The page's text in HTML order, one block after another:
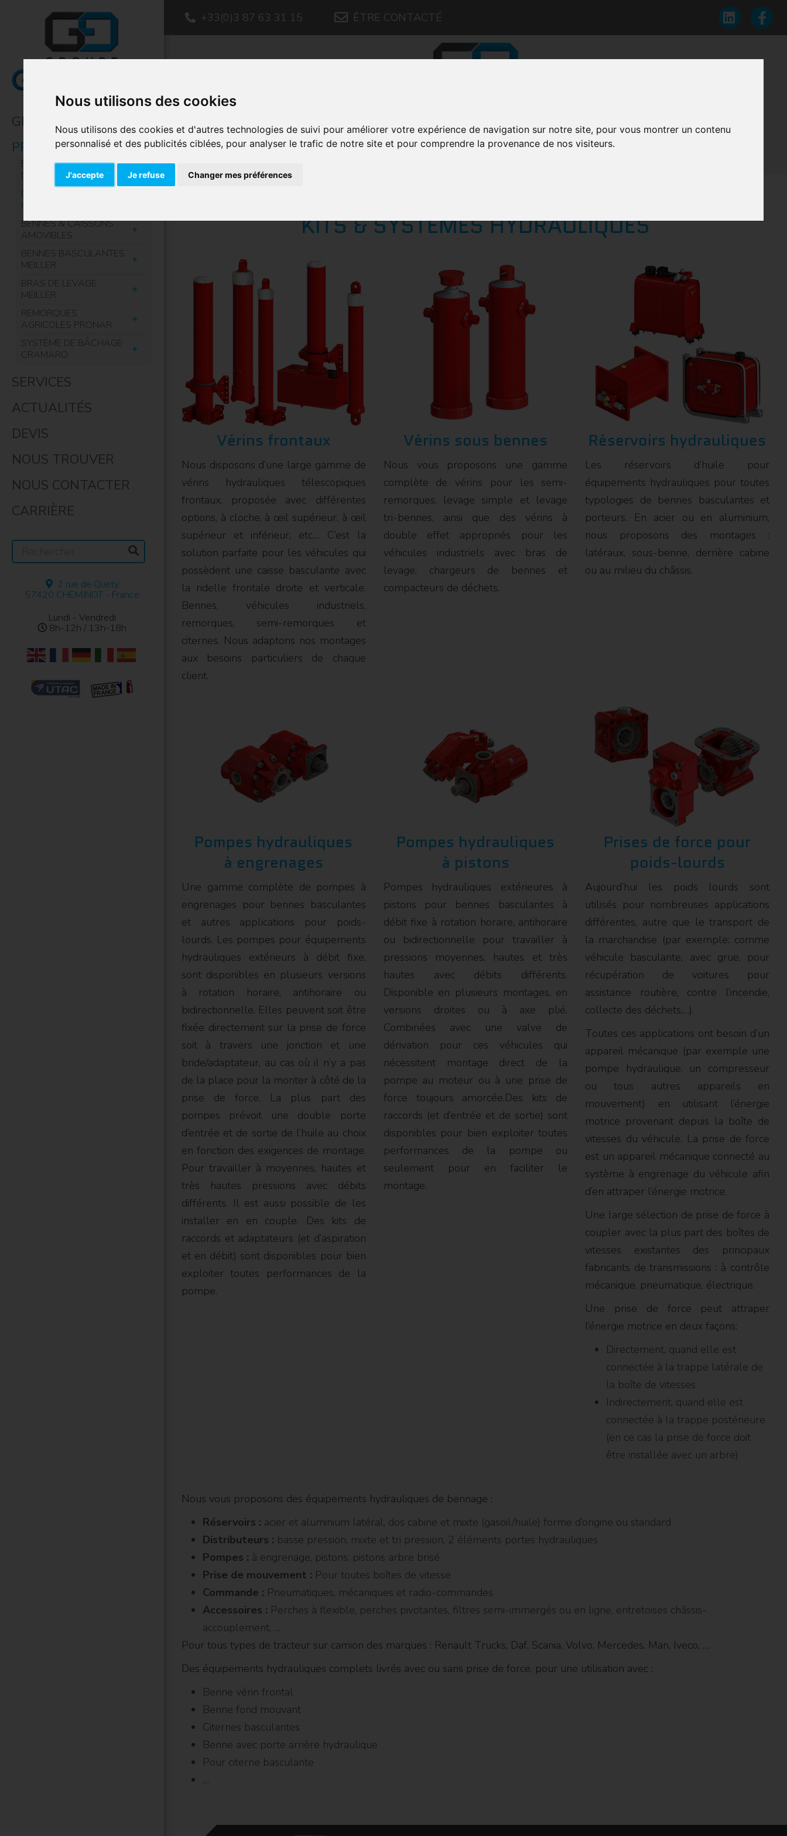
Nous utilisons des cookies
Nous utilisons des cookies et d'autres technologies de suivi pour améliorer votre expérience de navigation sur notre site, pour vous montrer un contenu
personnalisé et des publicités ciblées, pour analyser le trafic de notre site et pour comprendre la provenance de nos visiteurs.
J'accepte Je refuse Changer mes préférences
GROUPE
PRODUITS
ÉQUIPEMENTS DE
DÉPOTAGE
ÉQUIPEMENTS
HYDRAULIQUES
BENNES & CAISSONS
AMOVIBLES
BENNES BASCULANTES
MEILLER
BRAS DE LEVAGE
MEILLER
REMORQUES
AGRICOLES PRONAR
SYSTÈME DE BÂCHAGE
CRAMARO
SERVICES
ACTUALITÉS
DEVIS
NOUS TROUVER
NOUS CONTACTER
CARRIÈRE
:
2 rue de Quety
57420 CHEMINOT - France
Lundi - Vendredi
8h-12h / 13h-18h
ÉQUIPEMENTS HYDRAULIQUES
+33(0)3 87 63 31 15 ÊTRE CONTACTÉ
KITS & SYSTÈMES HYDRAULIQUES
Vérins frontaux
Nous disposons d’une large gamme de
vérins hydrauliques télescopiques
frontaux, proposée avec différentes
options, à cloche, à œil supérieur, à œil
supérieur et inférieur, etc… C’est la
solution parfaite pour les véhicules qui
possèdent une caisse basculante avec
la ridelle frontale droite et verticale.
Bennes, véhicules industriels,
remorques, semi-remorques et
citernes. Nous adaptons nos montages
aux besoins particuliers de chaque
client.
Vérins sous bennes
Nous vous proposons une gamme
complète de vérins pour les semi-
remorques, levage simple et levage
tri-bennes, ainsi que des vérins à
double effet appropriés pour les
véhicules industriels avec bras de
levage, chargeurs de bennes et
compacteurs de déchets.
Réservoirs hydrauliques
Les réservoirs d’huile pour
équipements hydrauliques pour toutes
typologies de bennes basculantes et
porteurs. En acier ou en aluminium,
nous proposons des montages :
latéraux, sous-benne, derrière cabine
ou au milieu du châssis.
Pompes hydrauliques
à engrenages
Une gamme complète de pompes à
engrenages pour bennes basculantes
et autres applications pour poids-
lourds. Les pompes pour équipements
hydrauliques extérieurs à débit fixe,
sont disponibles en plusieurs versions
à rotation horaire, antihoraire ou
bidirectionnelle. Elles peuvent soit être
fixée directement sur la prise de force
soit à travers une jonction et une
bride/adaptateur, au cas où il n’y a pas
de la place pour la monter à côté de la
prise de force. La plus part des
pompes prévoit une double porte
d’entrée et de sortie de l’huile au choix
en fonction des exigences de montage.
Pour travailler à moyennes, hautes et
très hautes pressions avec débits
différents. Il est aussi possible de les
installer en en couple. Des kits de
raccords et adaptateurs (et d’aspiration
et en débit) sont disponibles pour bien
exploiter toutes performances de la
pompe.
Pompes hydrauliques
à pistons
Pompes hydrauliques extérieures à
pistons pour bennes basculantes à
débit fixe à rotation horaire, antihoraire
ou bidirectionnelle pour travailler à
pressions moyennes, hautes et très
hautes avec débits différents.
Disponible en plusieurs montages, en
versions droites ou à axe plié.
Combinées avec une valve de
dérivation pour ces véhicules qui
nécessitent montage direct de la
pompe au moteur ou à une prise de
force toujours amorcée.Des kits de
raccords (et d’entrée et de sortie) sont
disponibles pour bien exploiter toutes
performances de la pompe ou
seulement pour en faciliter le
montage.
Prises de force pour
poids-lourds
Aujourd’hui les poids lourds sont
utilisés pour nombreuses applications
différentes, autre que le transport de
la marchandise (par exemple: comme
véhicule basculante, avec grue, pour
récupération de voitures pour
assistance routière, contre l’incendie,
collecte des déchets,…).
Toutes ces applications ont besoin d’un
appareil mécanique (par exemple une
pompe hydraulique, un compresseur
ou tous autres appareils en
mouvement) en utilisant l’énergie
motrice provenant depuis la boîte de
vitesses du véhicule. La prise de force
est un appareil mécanique connecté au
système à engrenage du véhicule afin
d’en attraper l’énergie motrice.
Une large sélection de prise de force à
coupler avec la plus part des boîtes de
vitesses existantes des principaux
fabricants de transmissions : à contrôle
mécanique, pneumatique, électrique.
Une prise de force peut attraper
l’énergie motrice en deux façons:
Directement, quand elle est
connectée à la trappe latérale de
la boîte de vitesses
Indirectement, quand elle est
connectée à la trappe postérieure
(en ce cas la prise de force doit
être installée avec un arbre)
Nous vous proposons des équipements hydrauliques de bennage :
Réservoirs : acier et aluminium latéral, dos cabine et mixte (gasoil/huile) forme d’origine ou standard
Distributeurs : basse pression, mixte et tri pression, 2 éléments portes hydrauliques
Pompes : à engrenage, pistons, pistons arbre brisé
Prise de mouvement : Pour toutes boîtes de vitesse
Commande : Pneumatiques, mécaniques et radio-commandes
Accessoires : Perches à flexible, perches pivotantes, filtres semi-immergés ou en ligne, entretoises châssis-
accouplement, …
Pour tous types de tracteur sur camion des marques : Renault Trucks, Daf, Scania, Volvo, Mercedes, Man, Iveco, …
Des équipements hydrauliques complets livrés avec ou sans prise de force, pour une utilisation avec :
Benne vérin frontal
Benne fond mouvant
Citernes basculantes
Benne avec porte arrière hydraulique
Pour citerne basculante
…